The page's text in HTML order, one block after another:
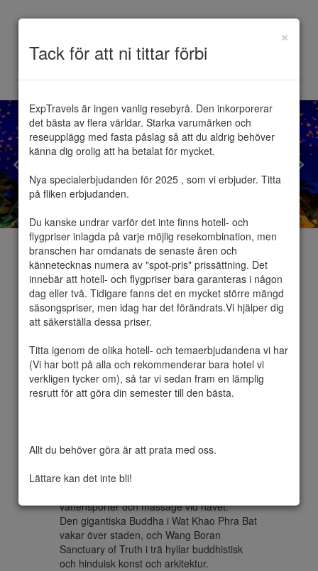
Tack för att ni tittar förbi
×
ExpTravels är ingen vanlig resebyrå. Den inkorporerar
det bästa av flera världar. Starka varumärken och
reseupplägg med fasta påslag så att du aldrig behöver
känna dig orolig att ha betalat för mycket.
Nya specialerbjudanden för 2025 , som vi erbjuder. Titta
på fliken erbjudanden.
Du kanske undrar varför det inte finns hotell- och
flygpriser inlagda på varje möjlig resekombination, men
branschen har omdanats de senaste åren och
kännetecknas numera av "spot-pris" prissättning. Det
innebär att hotell- och flygpriser bara garanteras i någon
dag eller två. Tidigare fanns det en mycket större mängd
säsongspriser, men idag har det förändrats.Vi hjälper dig
att säkerställa dessa priser.
Titta igenom de olika hotell- och temaerbjudandena vi har
(Vi har bott på alla och rekommenderar bara hotel vi
verkligen tycker om), så tar vi sedan fram en lämplig
resrutt för att göra din semester till den bästa.
Allt du behöver göra är att prata med oss.
Lättare kan det inte bli!
Pattaya
Pattaya är en stad vid Siamviken, 100
kilometer sydöst om Bangkok.
Den är en av Thailands mest betydande
Ett besök i Pattaya är ett underbart sätt att
Den avslappnade och familjevänliga
vattensporter och massage vid havet.
Den gigantiska Buddha i Wat Khao Phra Bat
vakar över staden, och Wang Boran
Sanctuary of Truth i trä hyllar buddhistisk
och hinduisk konst och arkitektur.